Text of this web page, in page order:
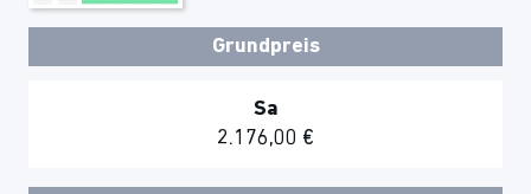
Grundpreis
Sa
2.176,00 €